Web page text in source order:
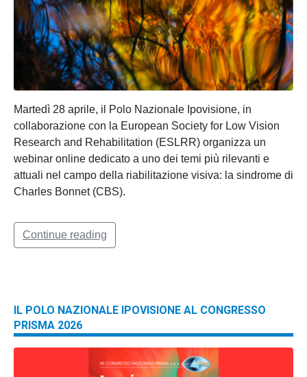
Martedì 28 aprile, il Polo Nazionale Ipovisione, in
collaborazione con la European Society for Low Vision
Research and Rehabilitation (ESLRR) organizza un
webinar online dedicato a uno dei temi più rilevanti e
attuali nel campo della riabilitazione visiva: la sindrome di
Charles Bonnet (CBS).
Continue reading
IL POLO NAZIONALE IPOVISIONE AL CONGRESSO
PRISMA 2026